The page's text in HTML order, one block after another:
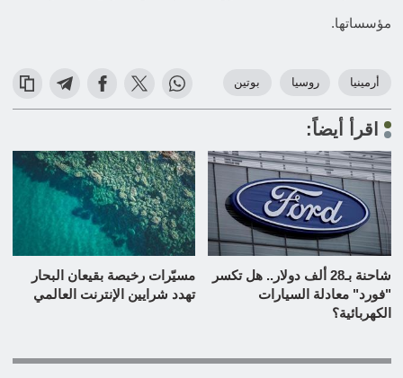
مؤسساتها.
أرمينيا روسيا بوتين
اقرأ أيضاً:
شاحنة بـ28 ألف دولار.. هل تكسر
"فورد" معادلة السيارات
الكهربائية؟
مسيّرات رخيصة بقيعان البحار
تهدد شرايين الإنترنت العالمي